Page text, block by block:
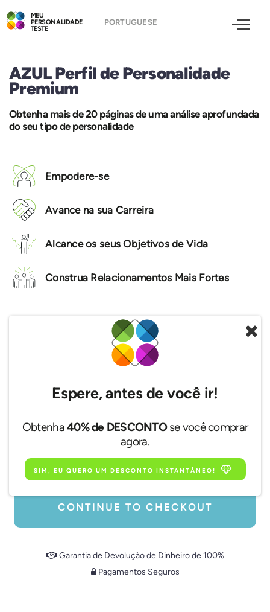
MEU
PERSONALIDADE
TESTE
AZUL Perfil de Personalidade
Premium
Obtenha mais de 20 páginas de uma análise aprofundada
do seu tipo de personalidade
Empodere-se
Avance na sua Carreira
Alcance os seus Objetivos de Vida
Construa Relacionamentos Mais Fortes
Nome
Email
CONTINUE TO CHECKOUT
Garantia de Devolução de Dinheiro de 100%
Pagamentos Seguros
Espere, antes de você ir!
Obtenha40% de DESCONTOse você comprar
agora.
SIM, EU QUERO UM DESCONTO INSTANTÂNEO!